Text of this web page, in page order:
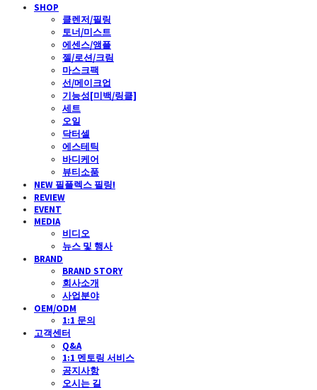
SHOP
클렌저/필링
토너/미스트
에센스/앰플
젤/로션/크림
마스크팩
선/메이크업
기능성[미백/링클]
세트
오일
닥터셀
에스테틱
바디케어
뷰티소품
NEW 필플렉스 필링!
REVIEW
EVENT
MEDIA
비디오
뉴스 및 행사
BRAND
BRAND STORY
회사소개
사업분야
OEM/ODM
1:1 문의
고객센터
Q&A
1:1 멘토링 서비스
공지사항
오시는 길